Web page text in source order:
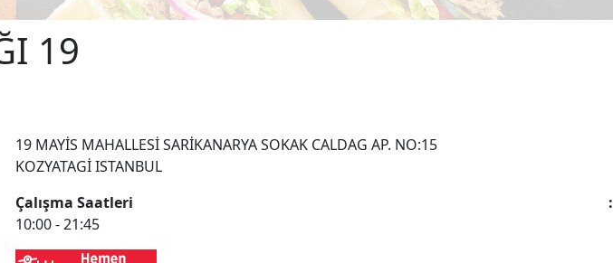
19
19 MAYİS MAHALLESİ SARİKANARYA SOKAK CALDAG AP. NO:15
KOZYATAGİ ISTANBUL
Çalışma Saatleri
10:00 - 21:45